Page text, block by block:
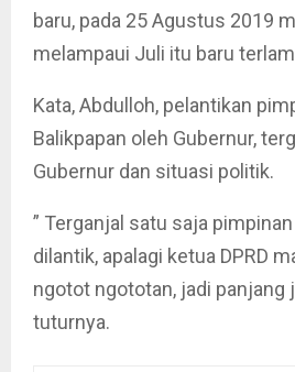
baru, pada 25 Agustus 2019
melampaui Juli itu baru
Kata, Abdulloh, pelantikan
Balikpapan oleh Gubernur,
Gubernur dan situasi politik.
” Terganjal satu saja
dilantik, apalagi ketua DPRD
ngotot ngototan, jadi panjang
tuturnya.